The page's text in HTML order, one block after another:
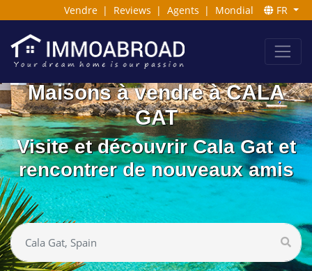
Vendre | Reviews | Agents | Mondial FR
Maisons à vendre à CALA
GAT
Visite et découvrir Cala Gat et
rencontrer de nouveaux amis